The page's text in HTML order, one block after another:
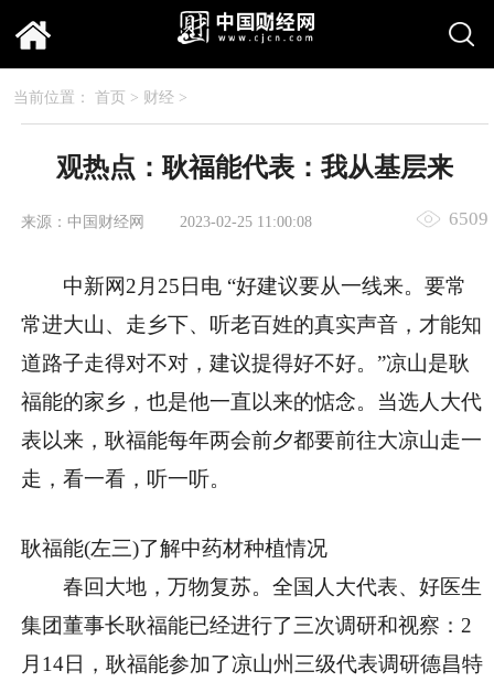
当前位置： 首页 > 财经>
观热点：耿福能代表：我从基层来
来源：中国财经网 2023-02-25 11:00:08 6509
中新网2月25日电 “好建议要从一线来。要常
常进大山、走乡下、听老百姓的真实声音，才能知
道路子走得对不对，建议提得好不好。”凉山是耿
福能的家乡，也是他一直以来的惦念。当选人大代
表以来，耿福能每年两会前夕都要前往大凉山走一
走，看一看，听一听。
耿福能(左三)了解中药材种植情况
春回大地，万物复苏。全国人大代表、好医生
集团董事长耿福能已经进行了三次调研和视察：2
月14日，耿福能参加了凉山州三级代表调研德昌特